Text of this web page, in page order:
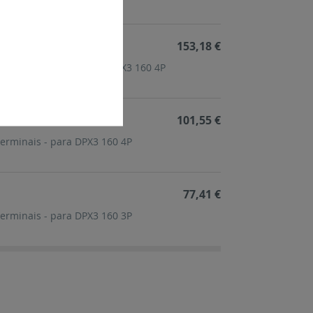
orientáveis - para DPX3 160 4P
153,18 €
- para DPX3 160 4P
101,55 €
- para DPX3 160 3P
77,41 €